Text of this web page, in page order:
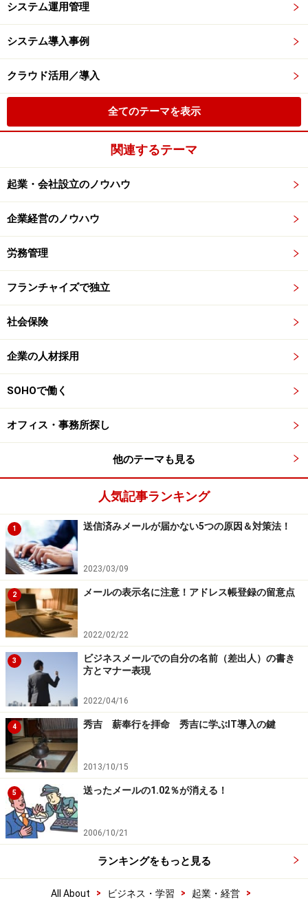
システム運用管理
システム導入事例
クラウド活用／導入
全てのテーマを表示
関連するテーマ
起業・会社設立のノウハウ
企業経営のノウハウ
労務管理
フランチャイズで独立
社会保険
企業の人材採用
SOHOで働く
オフィス・事務所探し
他のテーマも見る
人気記事ランキング
1 送信済みメールが届かない5つの原因＆対策法！
2023/03/09
2 メールの表示名に注意！アドレス帳登録の留意点
2022/02/22
3
ビジネスメールでの自分の名前（差出人）の書き
方とマナー表現
2022/04/16
4 秀吉 薪奉行を拝命 秀吉に学ぶIT導入の鍵
2013/10/15
5 送ったメールの1.02％が消える！
2006/10/21
ランキングをもっと見る
All About > ビジネス・学習 > 起業・経営 >